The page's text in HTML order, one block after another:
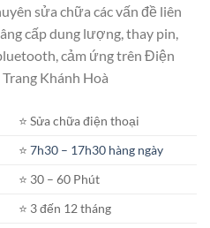
sửa chữa các vấn đề liên
cấp dung lượng, thay pin,
cảm ứng trên Điện
Khánh Hoà
⭐️ Sửa chữa điện thoại
⭐️7h30 – 17h30 hàng ngày
⭐️ 30 – 60 Phút
⭐️ 3 đến 12 tháng